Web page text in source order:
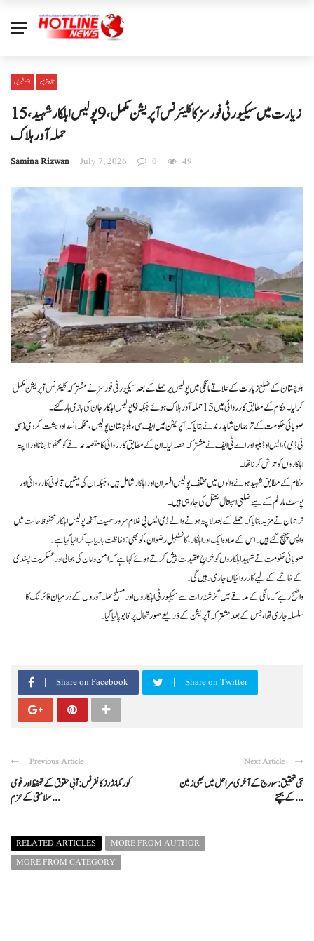
اہم خبریں تازہ ترین
زیارت میں سیکیورٹی فورسز کا کلیئرنس آپریشن مکمل، 9 پولیس اہلکار شہید، 15
حملہ آور ہلاک
Samina Rizwan July 7, 2026 0 49
بلوچستان کے ضلع زیارت کے علاقے مانگی میں پولیس پر حملے کے بعد سیکیورٹی فورسز نے مشترکہ کلیئرنس آپریشن مکمل
کر لیا۔ حکام کے مطابق کارروائی میں 15 حملہ آور ہلاک ہوئے جبکہ 9 پولیس اہلکار جان کی بازی ہار گئے۔
صوبائی حکومت کے ترجمان شاہد رند نے بتایا کہ آپریشن میں ایف سی، بلوچستان پولیس، محکمہ انسداد دہشت گردی (سی
ٹی ڈی)، ایس او ڈبلیو اور اے ٹی ایف نے مشترکہ حصہ لیا۔ ان کے مطابق کارروائی کا مقصد علاقے کو محفوظ بنانا اور لاپتہ
اہلکاروں کو تلاش کرنا تھا۔
حکام کے مطابق شہید ہونے والوں میں مختلف پولیس افسران اور اہلکار شامل ہیں، جبکہ ان کی میتیں قانونی کارروائی اور
پوسٹ مارٹم کے لیے ضلعی اسپتال منتقل کی جا رہی ہیں۔
ترجمان نے مزید بتایا کہ حملے کے بعد لاپتہ ہونے والے ڈی ایس پی غلام سرور سمیت آٹھ پولیس اہلکار محفوظ حالت میں
واپس پہنچ گئے ہیں۔ اس کے علاوہ ایک اور اہلکار، کانسٹیبل رضوان، کو بھی بحفاظت بازیاب کرا لیا گیا ہے۔
صوبائی حکومت نے شہید اہلکاروں کو خراجِ عقیدت پیش کرتے ہوئے کہا ہے کہ امن و امان کی بحالی اور عسکریت پسندی
کے خاتمے کے لیے کارروائیاں جاری رہیں گی۔
واضح رہے کہ مانگی کے علاقے میں گزشتہ رات سے سیکیورٹی اہلکاروں اور مسلح حملہ آوروں کے درمیان فائرنگ کا
سلسلہ جاری تھا، جس کے بعد مشترکہ آپریشن کے ذریعے صورتحال پر قابو پا لیا گیا۔
Share on Facebook Share on Twitter
Previous Article
کور کمانڈرز کانفرنس: آبی حقوق کے تحفظ اور قومی
سلامتی کے عزم ...
Next Article
نئی تحقیق: سورج کے آخری مراحل میں بھی زمین
کے بچنے ...
RELATED ARTICLES
MORE FROM AUTHOR
MORE FROM CATEGORY